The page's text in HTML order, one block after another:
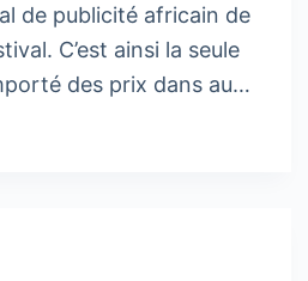
de publicité africain de
C’est ainsi la seule
des prix dans au…